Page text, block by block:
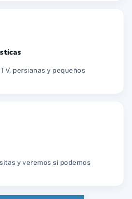
persianas y pequeños
y veremos si podemos